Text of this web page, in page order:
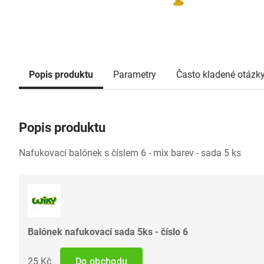
Popis produktu Parametry Často kladené
Popis produktu
Nafukovací balónek s číslem 6 - mix barev - sada 5 ks
Balónek nafukovací sada 5ks - číslo 6
25 Kč Do obchodu